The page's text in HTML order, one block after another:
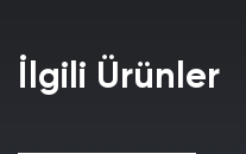
İlgili Ürünler